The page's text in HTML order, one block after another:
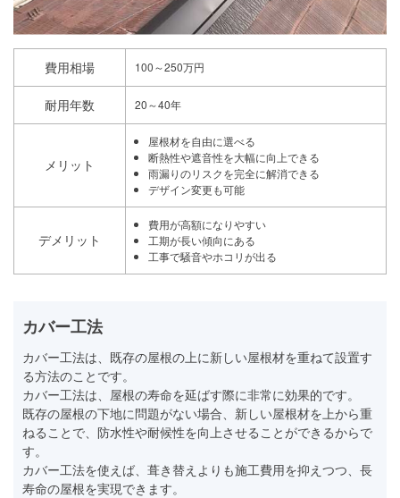
費用相場 100～250万円
耐用年数 20～40年
メリット
屋根材を自由に選べる
断熱性や遮音性を大幅に向上できる
雨漏りのリスクを完全に解消できる
デザイン変更も可能
デメリット
費用が高額になりやすい
工期が長い傾向にある
工事で騒音やホコリが出る
カバー工法
カバー工法は、既存の屋根の上に新しい屋根材を重ねて設置す
る方法のことです。
カバー工法は、屋根の寿命を延ばす際に非常に効果的です。
既存の屋根の下地に問題がない場合、新しい屋根材を上から重
ねることで、防水性や耐候性を向上させることができるからで
す。
カバー工法を使えば、葺き替えよりも施工費用を抑えつつ、長
寿命の屋根を実現できます。